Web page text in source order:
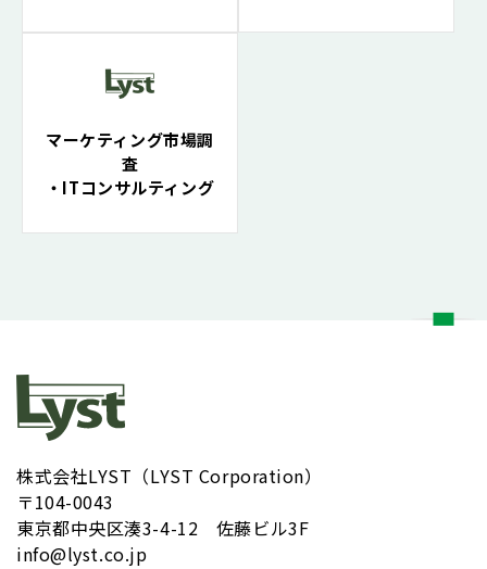
マーケティング市場調
査
・ITコンサルティング
株式会社LYST（LYST Corporation）
〒104-0043
​東京都中央区湊3-4-12 佐藤ビル3F
info@lyst.co.jp